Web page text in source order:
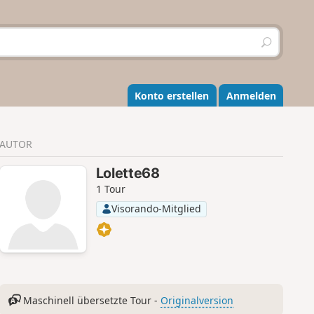
S
u
h
e
n
Konto erstellen Anmelden
AUTOR
Lolette68
1 Tour
Visorando-Mitglied
Maschinell übersetzte Tour - Originalversion